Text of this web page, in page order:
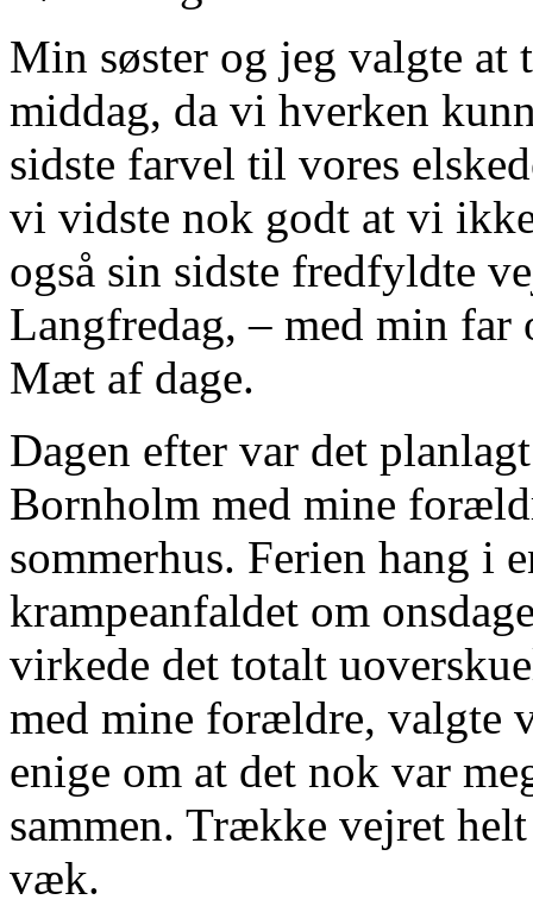
Min søster og jeg valgte at
middag, da vi hverken
sidste farvel til vores
vi vidste nok godt at vi
også sin sidste fredfyldte
Langfredag, – med min far
Mæt af dage.
Dagen efter var det
Bornholm med mine
sommerhus. Ferien hang i
krampeanfaldet om
virkede det totalt
med mine forældre, valgte
enige om at det nok var
sammen. Trække vejret
væk.